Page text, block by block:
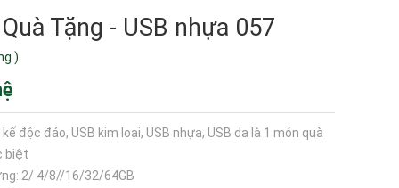
Tặng - USB nhựa 057
)
độc đáo, USB kim loại, USB nhựa, USB da là 1 món quà
biệt
2/ 4/8//16/32/64GB